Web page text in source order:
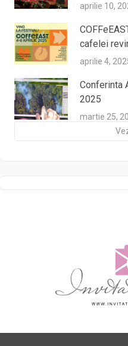
aprilie 10,
cafelei
aprilie 4,
Conferinta
2025
martie 25,